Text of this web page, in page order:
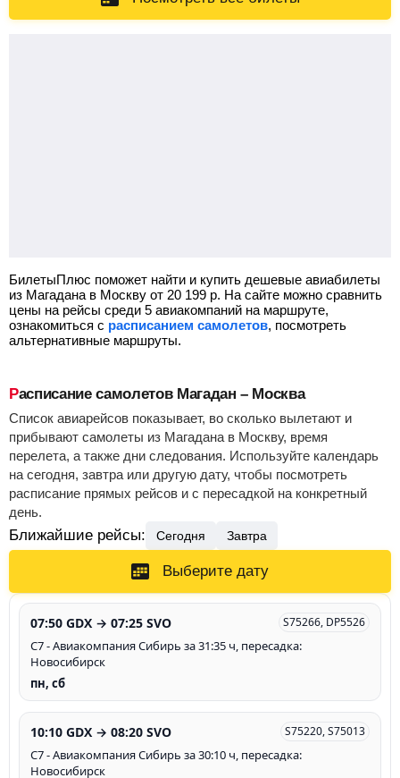
БилетыПлюс поможет найти и купить дешевые авиабилеты
из Магадана в Москву от 20 199 р. На сайте можно сравнить
цены на рейсы среди 5 авиакомпаний на маршруте,
ознакомиться с расписанием самолетов, посмотреть
альтернативные маршруты.
Расписание самолетов Магадан – Москва
Список авиарейсов показывает, во сколько вылетают и
прибывают самолеты из Магадана в Москву, время
перелета, а также дни следования. Используйте календарь
на сегодня, завтра или другую дату, чтобы посмотреть
расписание прямых рейсов и с пересадкой на конкретный
день.
Ближайшие рейсы: Сегодня Завтра
Выберите дату
07:50 GDX → 07:25 SVO S75266, DP5526
С7 - Авиакомпания Сибирь за 31:35 ч, пересадка:
Новосибирск
пн, сб
10:10 GDX → 08:20 SVO S75220, S75013
С7 - Авиакомпания Сибирь за 30:10 ч, пересадка:
Новосибирск